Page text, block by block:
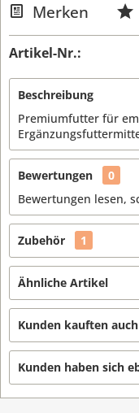
Merken
Artikel-Nr.:
Beschreibung
Premiumfutter für
Bewertungen
0
Bewertungen lesen,
Zubehör 1
Ähnliche Artikel
Kunden kauften auch
Kunden haben sich